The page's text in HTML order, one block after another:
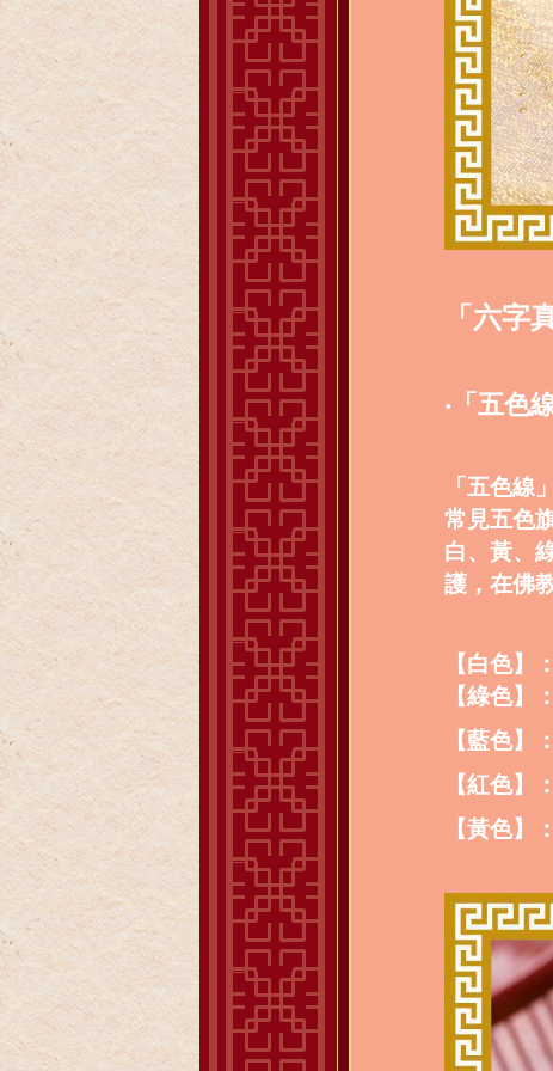
「六字
‧「五色
「五色線
常見五色
白、黃、
護，在佛
【白色】
【綠色】
【藍色】
【紅色】
【黃色】